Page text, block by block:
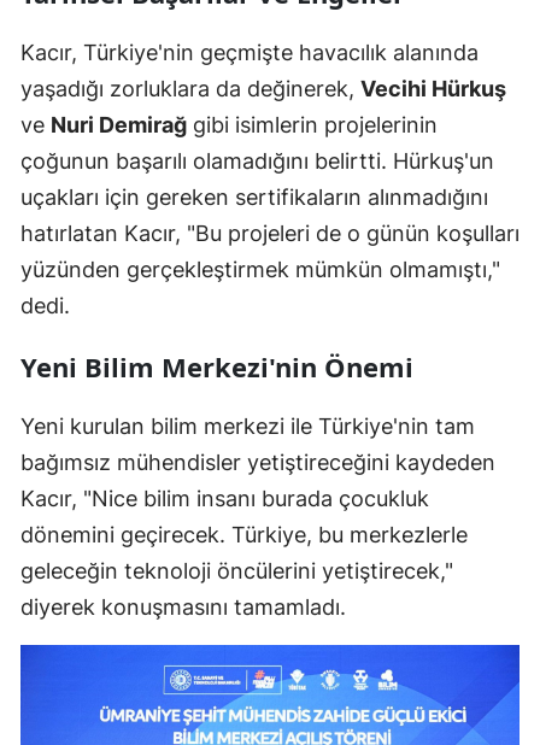
Kacır, Türkiye'nin geçmişte havacılık alanında
yaşadığı zorluklara da değinerek, Vecihi Hürkuş
ve Nuri Demirağ gibi isimlerin projelerinin
çoğunun başarılı olamadığını belirtti. Hürkuş'un
uçakları için gereken sertifikaların alınmadığını
hatırlatan Kacır, "Bu projeleri de o günün koşulları
yüzünden gerçekleştirmek mümkün olmamıştı,"
dedi.
Yeni Bilim Merkezi'nin Önemi
Yeni kurulan bilim merkezi ile Türkiye'nin tam
bağımsız mühendisler yetiştireceğini kaydeden
Kacır, "Nice bilim insanı burada çocukluk
dönemini geçirecek. Türkiye, bu merkezlerle
geleceğin teknoloji öncülerini yetiştirecek,"
diyerek konuşmasını tamamladı.